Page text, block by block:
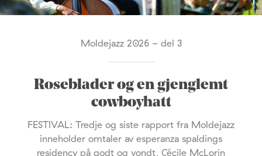
Moldejazz 2026 - del 3
Roseblader og en gjenglemt
cowboyhatt
FESTIVAL: Tredje og siste rapport fra Moldejazz
inneholder omtaler av esperanza spaldings
residency på godt og vondt, Cécile McLorin